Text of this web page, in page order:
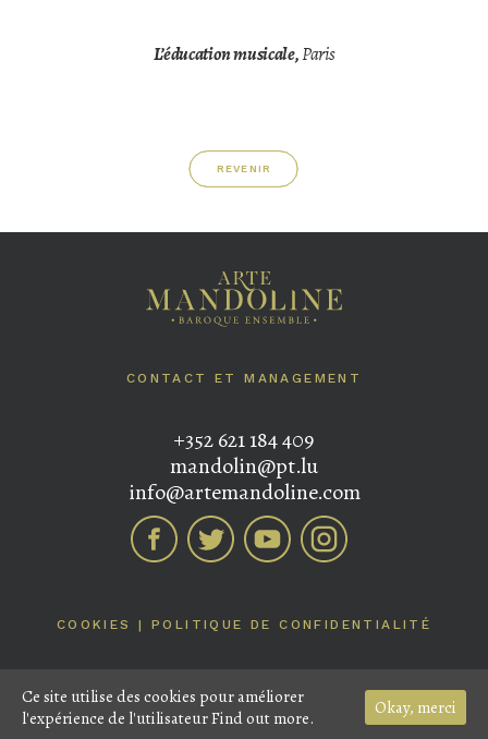
L’éducation musicale,Paris
REVENIR
CONTACT ET MANAGEMENT
+352 621 184 409
mandolin@pt.lu
info@artemandoline.com
COOKIES | POLITIQUE DE CONFIDENTIALITÉ
GÁLVEZ
Ce site utilise des cookies pour améliorer
l'expérience de l'utilisateurFind out more. Okay, merci